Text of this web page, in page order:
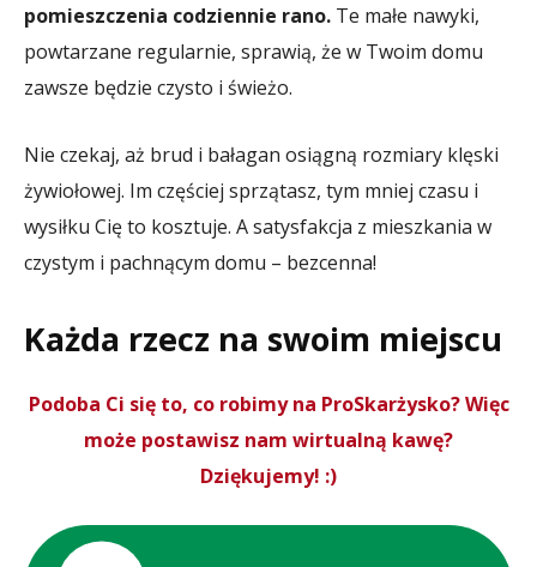
pomieszczenia codziennie rano. Te małe nawyki,
powtarzane regularnie, sprawią, że w Twoim domu
zawsze będzie czysto i świeżo.
Nie czekaj, aż brud i bałagan osiągną rozmiary klęski
żywiołowej. Im częściej sprzątasz, tym mniej czasu i
wysiłku Cię to kosztuje. A satysfakcja z mieszkania w
czystym i pachnącym domu – bezcenna!
Każda rzecz na swoim miejscu
Podoba Ci się to, co robimy na ProSkarżysko? Więc
może postawisz nam wirtualną kawę?
Dziękujemy! :)